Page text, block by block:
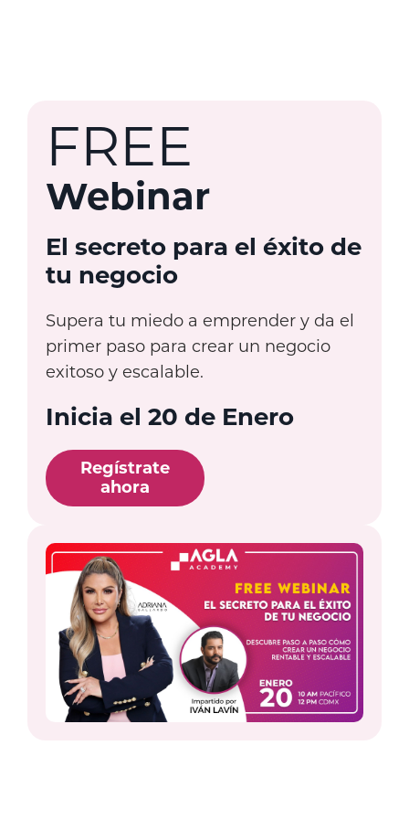
FREE
Webinar
El secreto para el éxito de
tu negocio
Supera tu miedo a emprender y da el
primer paso para crear un negocio
exitoso y escalable.
Inicia el 20 de Enero
Regístrate
ahora